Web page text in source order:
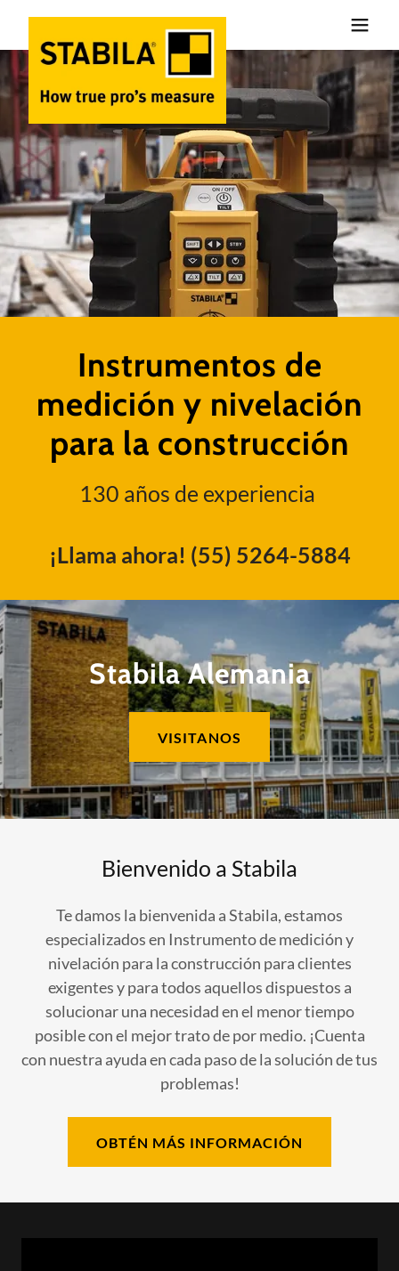
Instrumentos de
medición y nivelación
para la construcción
130 años de experiencia
¡Llama ahora! (55) 5264-5884
Stabila Alemania
VISITANOS
Bienvenido a Stabila
Te damos la bienvenida a Stabila, estamos
especializados en Instrumento de medición y
nivelación para la construcción para clientes
exigentes y para todos aquellos dispuestos a
solucionar una necesidad en el menor tiempo
posible con el mejor trato de por medio. ¡Cuenta
con nuestra ayuda en cada paso de la solución de tus
problemas!
OBTÉN MÁS INFORMACIÓN